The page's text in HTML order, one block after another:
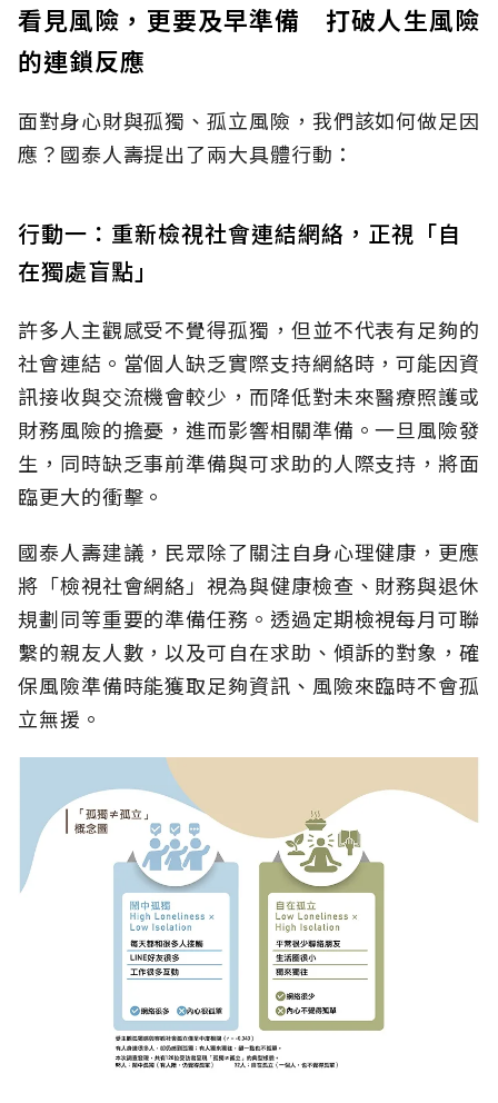
看見風險，更要及早準備 打破人生風險
的連鎖反應
面對身心財與孤獨、孤立風險，我們該如何做足因
應？國泰人壽提出了兩大具體行動：
行動一：重新檢視社會連結網絡，正視「自
在獨處盲點」
許多人主觀感受不覺得孤獨，但並不代表有足夠的
社會連結。當個人缺乏實際支持網絡時，可能因資
訊接收與交流機會較少，而降低對未來醫療照護或
財務風險的擔憂，進而影響相關準備。一旦風險發
生，同時缺乏事前準備與可求助的人際支持，將面
臨更大的衝擊。
國泰人壽建議，民眾除了關注自身心理健康，更應
將「檢視社會網絡」視為與健康檢查、財務與退休
規劃同等重要的準備任務。透過定期檢視每月可聯
繫的親友人數，以及可自在求助、傾訴的對象，確
保風險準備時能獲取足夠資訊、風險來臨時不會孤
立無援。